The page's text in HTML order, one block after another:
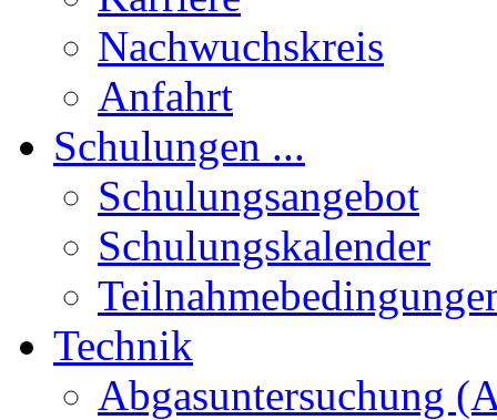
Nachwuchskreis
Anfahrt
Schulungen ...
Schulungsangebot
Schulungskalender
Technik
Abgasuntersuchung